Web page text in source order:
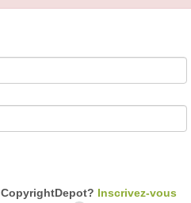
Inscrivez-vous